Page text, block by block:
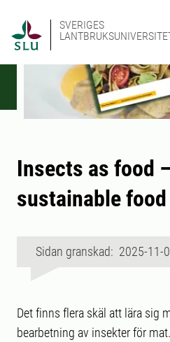
SVERIGES
Insects as food
sustainable
Sidan granskad: 2025-11-
Det finns flera skäl att lära sig
bearbetning av insekter för